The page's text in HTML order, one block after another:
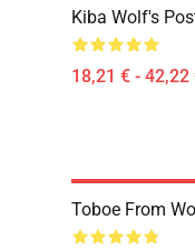
Kiba Wolf's
18,21 € - 42,22
Toboe From